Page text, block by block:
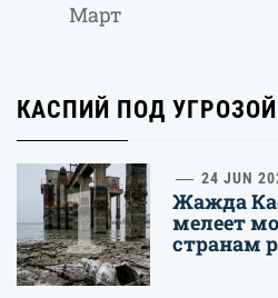
Март
КАСПИЙ ПОД УГРОЗОЙ
1 24 JUN
Жажда
мелеет
странам